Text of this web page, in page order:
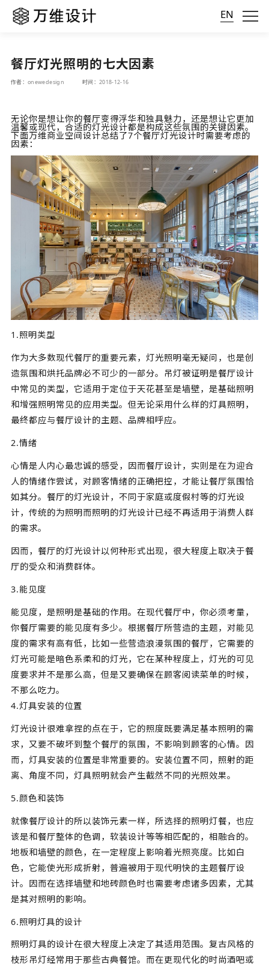
EN
餐厅灯光照明的七大因素
作者：onewedesign 时间：2018-12-16
无论你是想让你的餐厅变得浮华和独具魅力，还是想让它更加
温馨或现代，合适的灯光设计都是构成这些氛围的关键因素。
下面万维商业空间设计总结了7个餐厅灯光设计时需要考虑的
因素：
1.照明类型
作为大多数现代餐厅的重要元素，灯光照明毫无疑问，也是创
造氛围和烘托品牌必不可少的一部分。吊灯被证明是餐厅设计
中常见的类型，它适用于定位于天花甚至是墙壁，是基础照明
和增强照明常见的应用类型。但无论采用什么样的灯具照明，
最终都应与餐厅设计的主题、品牌相呼应。
2.情绪
心情是人内心最忠诚的感受，因而餐厅设计，实则是在为迎合
人的情绪作尝试，对顾客情绪的正确把控，才能让餐厅氛围恰
如其分。餐厅的灯光设计，不同于家庭或度假村等的灯光设
计，传统的为照明而照明的灯光设计已经不再适用于消费人群
的需求。
因而，餐厅的灯光设计以何种形式出现，很大程度上取决于餐
厅的受众和消费群体。
3.能见度
能见度，是照明是基础的作用。在现代餐厅中，你必须考量，
你餐厅需要的能见度有多少。根据餐厅所营造的主题，对能见
度的需求有高有低，比如一些营造浪漫氛围的餐厅，它需要的
灯光可能是暗色系柔和的灯光，它在某种程度上，灯光的可见
度要求并不是那么高，但是又要确保在顾客阅读菜单的时候，
不那么吃力。
4.灯具安装的位置
灯光设计很难拿捏的点在于，它的照度既要满足基本照明的需
求，又要不破坏到整个餐厅的氛围，不影响到顾客的心情。因
而，灯具安装的位置是非常重要的。安装位置不同，照射的距
离、角度不同，灯具照明就会产生截然不同的光照效果。
5.颜色和装饰
就像餐厅设计的所以装饰元素一样，所选择的照明灯餐，也应
该是和餐厅整体的色调，软装设计等等相匹配的，相融合的。
地板和墙壁的颜色，在一定程度上影响着光照亮度。比如白
色，它能使光形成折射，普遍被用于现代明快的主题餐厅设
计。因而在选择墙壁和地砖颜色时也需要考虑诸多因素，尤其
是其对照明的影响。
6.照明灯具的设计
照明灯具的设计在很大程度上决定了其适用范围。复古风格的
枝形吊灯经常用于那些古典餐馆。而在更现代化的时尚酒吧或